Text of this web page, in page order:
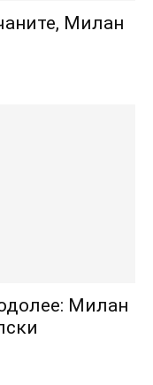
Милан
Милан